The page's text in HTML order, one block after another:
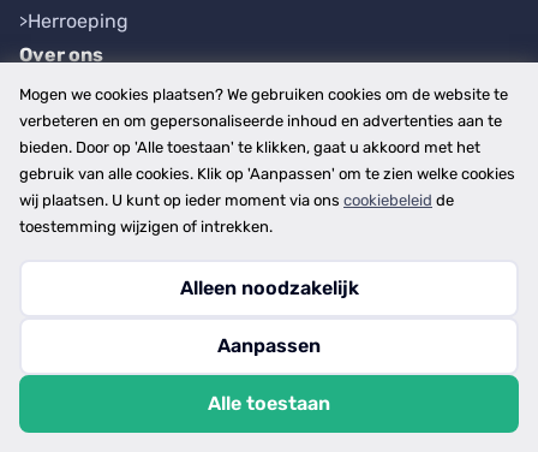
Herroeping
Over ons
Bedrijfsgegevens
Werkwijze
Overzichten
Plaatsen
Provincies
Copyright © 2026
privacy- en cookiebeleid
Mogen we cookies plaatsen? We gebruiken cookies om de website te
verbeteren en om gepersonaliseerde inhoud en advertenties aan te
bieden. Door op 'Alle toestaan' te klikken, gaat u akkoord met het
gebruik van alle cookies. Klik op 'Aanpassen' om te zien welke cookies
wij plaatsen. U kunt op ieder moment via ons cookiebeleid de
toestemming wijzigen of intrekken.
Alleen noodzakelijk
Aanpassen
Alle toestaan